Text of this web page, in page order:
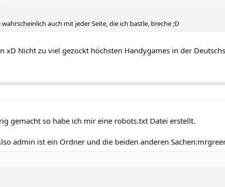
auch mit jeder Seite, die ich bastle, breche ;D
xD Nicht zu viel gezockt höchsten Handygames in der
gemacht so habe ich mir eine robots.txt Datei erstellt.
admin ist ein Ordner und die beiden anderen